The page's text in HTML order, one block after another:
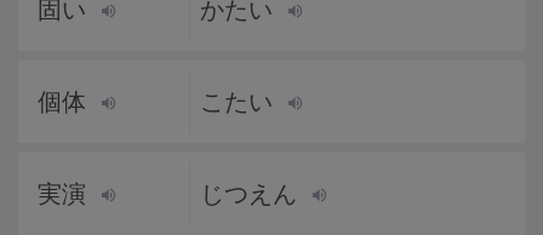
固い かたい
個体 こたい
実演 じつえん